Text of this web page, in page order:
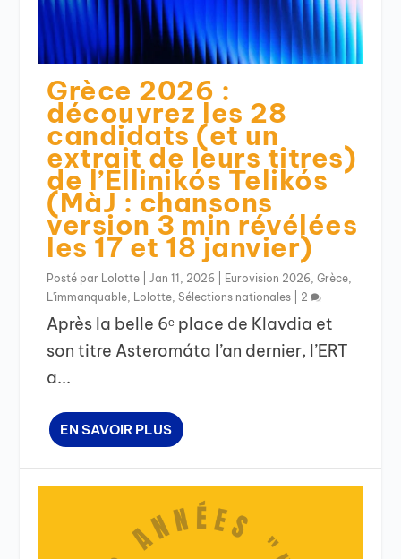
Grèce 2026 :
découvrez les 28
candidats (et un
extrait de leurs titres)
de l’Ellinikós Telikós
(MàJ : chansons
version 3 min révélées
les 17 et 18 janvier)
Posté par Lolotte Jan 11, 2026 Eurovision 2026 ,Grèce
L'immanquable Lolotte ,Sélections nationales 2
Après la belle 6ᵉ place de Klavdia et
son titre Asteromáta l’an dernier, l’ERT
a...
EN SAVOIR PLUS